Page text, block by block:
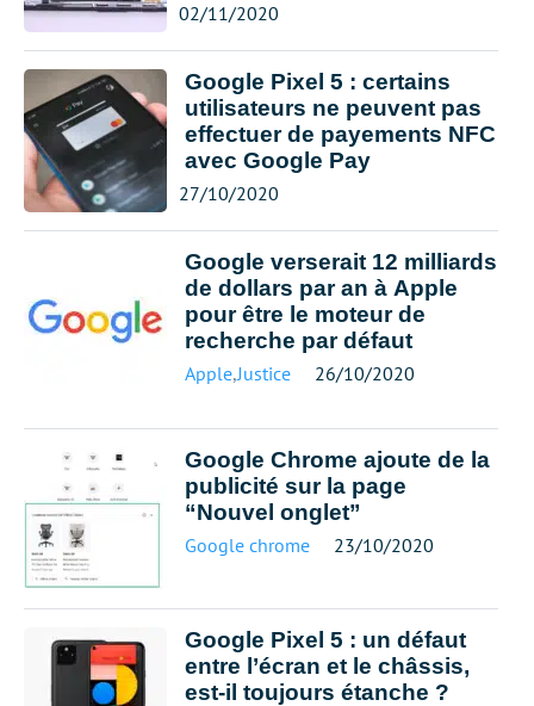
02/11/2020
Google Pixel 5 : certains
utilisateurs ne peuvent pas
effectuer de payements NFC
avec Google Pay
27/10/2020
Google verserait 12 milliards
de dollars par an à Apple
pour être le moteur de
recherche par défaut
Apple,Justice 26/10/2020
Google Chrome ajoute de la
publicité sur la page
“Nouvel onglet”
Google chrome 23/10/2020
Google Pixel 5 : un défaut
entre l’écran et le châssis,
est-il toujours étanche ?